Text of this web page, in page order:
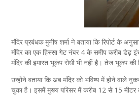
मंदिर प्रबंधक मुनीष शर्मा ने बताया कि रिपोर्ट के
मंदिर का एक हिस्सा गेट नंबर 4 के समीप करीब डेढ़
मंदिर की इमारत भूकंप रोधी भी नहीं है। तेज भूकंप की
उन्होंने बताया कि अब मंदिर को भविष्य में होने वाले
चुका है। इसमें मुख्य परिसर में करीब 12 से 15